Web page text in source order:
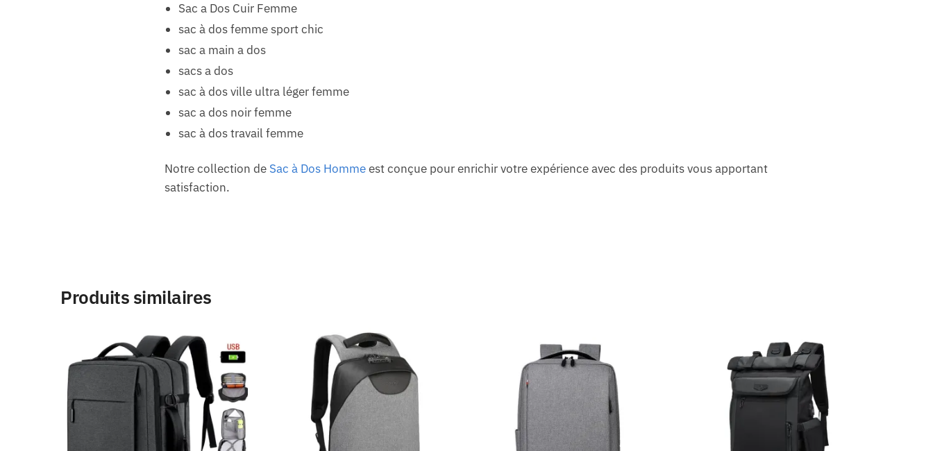
Sac a Dos Cuir Femme
sac à dos femme sport chic
sac a main a dos
sacs a dos
sac à dos ville ultra léger femme
sac a dos noir femme
sac à dos travail femme
Notre collection de Sac à Dos Hommeest conçue pour enrichir votre expérience avec des produits vous apportant
satisfaction.
Produits similaires